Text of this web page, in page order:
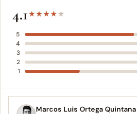
4.1★★★★★
5
4
3
2
1
Marcos Luis Ortega Quintana